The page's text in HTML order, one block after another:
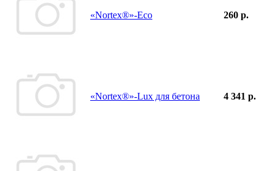
«Nortex®»-Eco 260 р.
«Nortex®»-Lux для бетона 4 341 р.